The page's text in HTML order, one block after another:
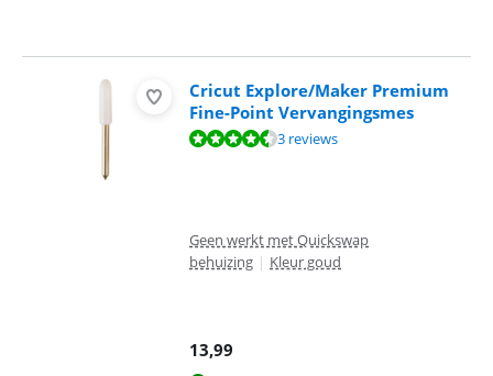
Cricut Explore/Maker Premium
Fine-Point Vervangingsmes
Beoordeling is 9,3 van de 10, gebaseerd op 3 reviews.
3 reviews
Geen werkt met Quickswap
behuizing | Kleur goud
13,99